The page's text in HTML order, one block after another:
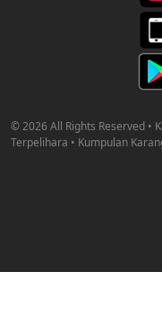
© 2026 All Rights Reserved •
Terpelihara • Kumpulan